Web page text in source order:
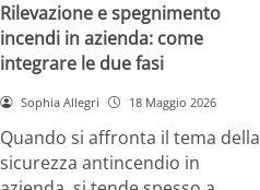
Rilevazione e spegnimento
incendi in azienda: come
integrare le due fasi
Sophia Allegri 18 Maggio 2026
Quando si affronta il tema della
sicurezza antincendio in